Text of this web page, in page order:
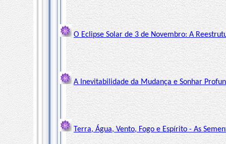
O Eclipse Solar de 3 de Novembro: A
A Inevitabilidade da Mudança e Sonhar
Terra, Água, Vento, Fogo e Espírito - As